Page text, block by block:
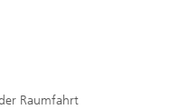
Raumfahrt